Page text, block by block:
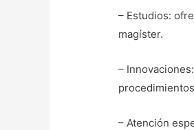
– Estudios:
magíster.
–
– Atención